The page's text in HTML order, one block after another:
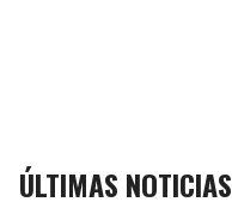
ÚLTIMAS NOTICIAS